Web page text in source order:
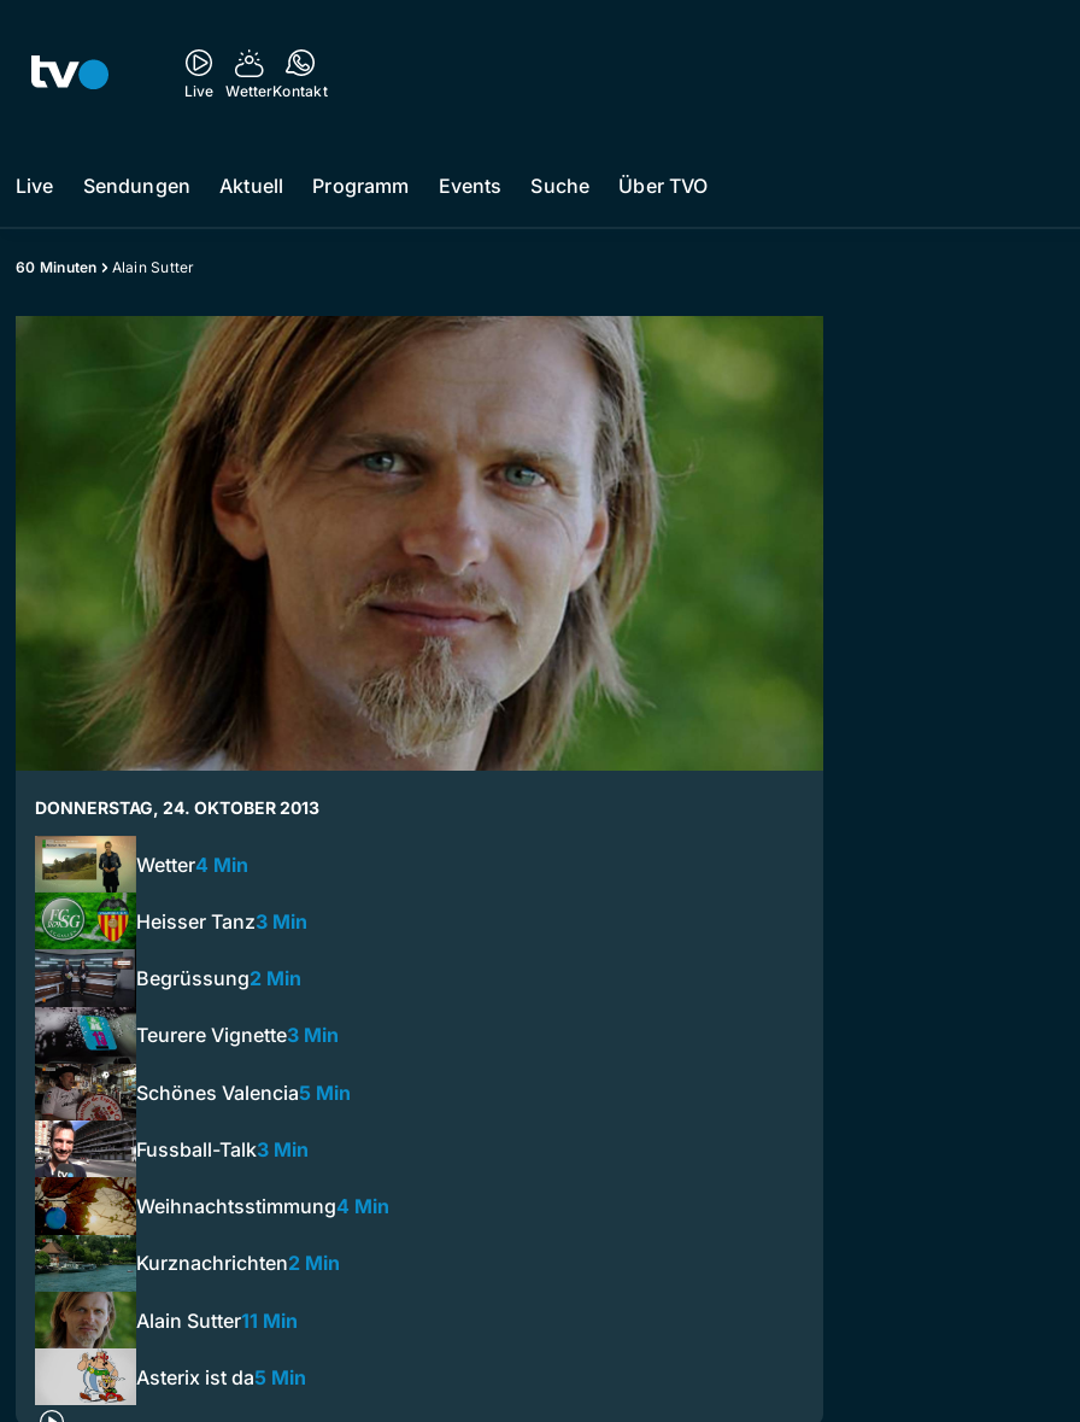
Live WetterKontakt
Live Sendungen Aktuell Programm Events Suche Über TVO
60 Minuten Alain Sutter
DONNERSTAG, 24. OKTOBER 2013
Wetter4 Min
Heisser Tanz3 Min
Begrüssung2 Min
Teurere Vignette3 Min
Schönes Valencia5 Min
Fussball-Talk3 Min
Weihnachtsstimmung4 Min
Kurznachrichten2 Min
Alain Sutter11 Min
Asterix ist da5 Min